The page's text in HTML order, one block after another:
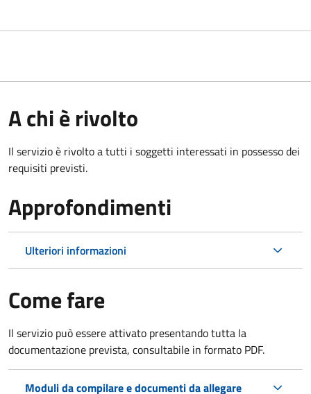
A chi è rivolto
Il servizio è rivolto a tutti i soggetti interessati in possesso dei
requisiti previsti.
Approfondimenti
Ulteriori informazioni
Come fare
Il servizio può essere attivato presentando tutta la
documentazione prevista, consultabile in formato PDF.
Moduli da compilare e documenti da allegare